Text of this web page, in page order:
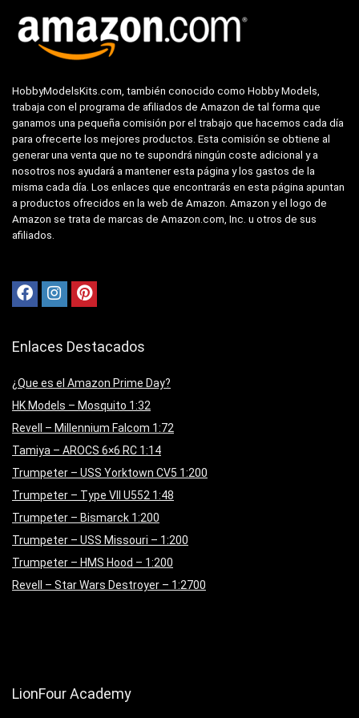
HobbyModelsKits.com, también conocido como Hobby Models,
trabaja con el programa de afiliados de Amazon de tal forma que
ganamos una pequeña comisión por el trabajo que hacemos cada día
para ofrecerte los mejores productos. Esta comisión se obtiene al
generar una venta que no te supondrá ningún coste adicional y a
nosotros nos ayudará a mantener esta página y los gastos de la
misma cada día. Los enlaces que encontrarás en esta página apuntan
a productos ofrecidos en la web de Amazon. Amazon y el logo de
Amazon se trata de marcas de Amazon.com, Inc. u otros de sus
afiliados.
Enlaces Destacados
¿Que es el Amazon Prime Day?
HK Models – Mosquito 1:32
Revell – Millennium Falcom 1:72
Tamiya – AROCS 6×6 RC 1:14
Trumpeter – USS Yorktown CV5 1:200
Trumpeter – Type VII U552 1:48
Trumpeter – Bismarck 1:200
Trumpeter – USS Missouri – 1:200
Trumpeter – HMS Hood – 1:200
Revell – Star Wars Destroyer – 1:2700
LionFour Academy